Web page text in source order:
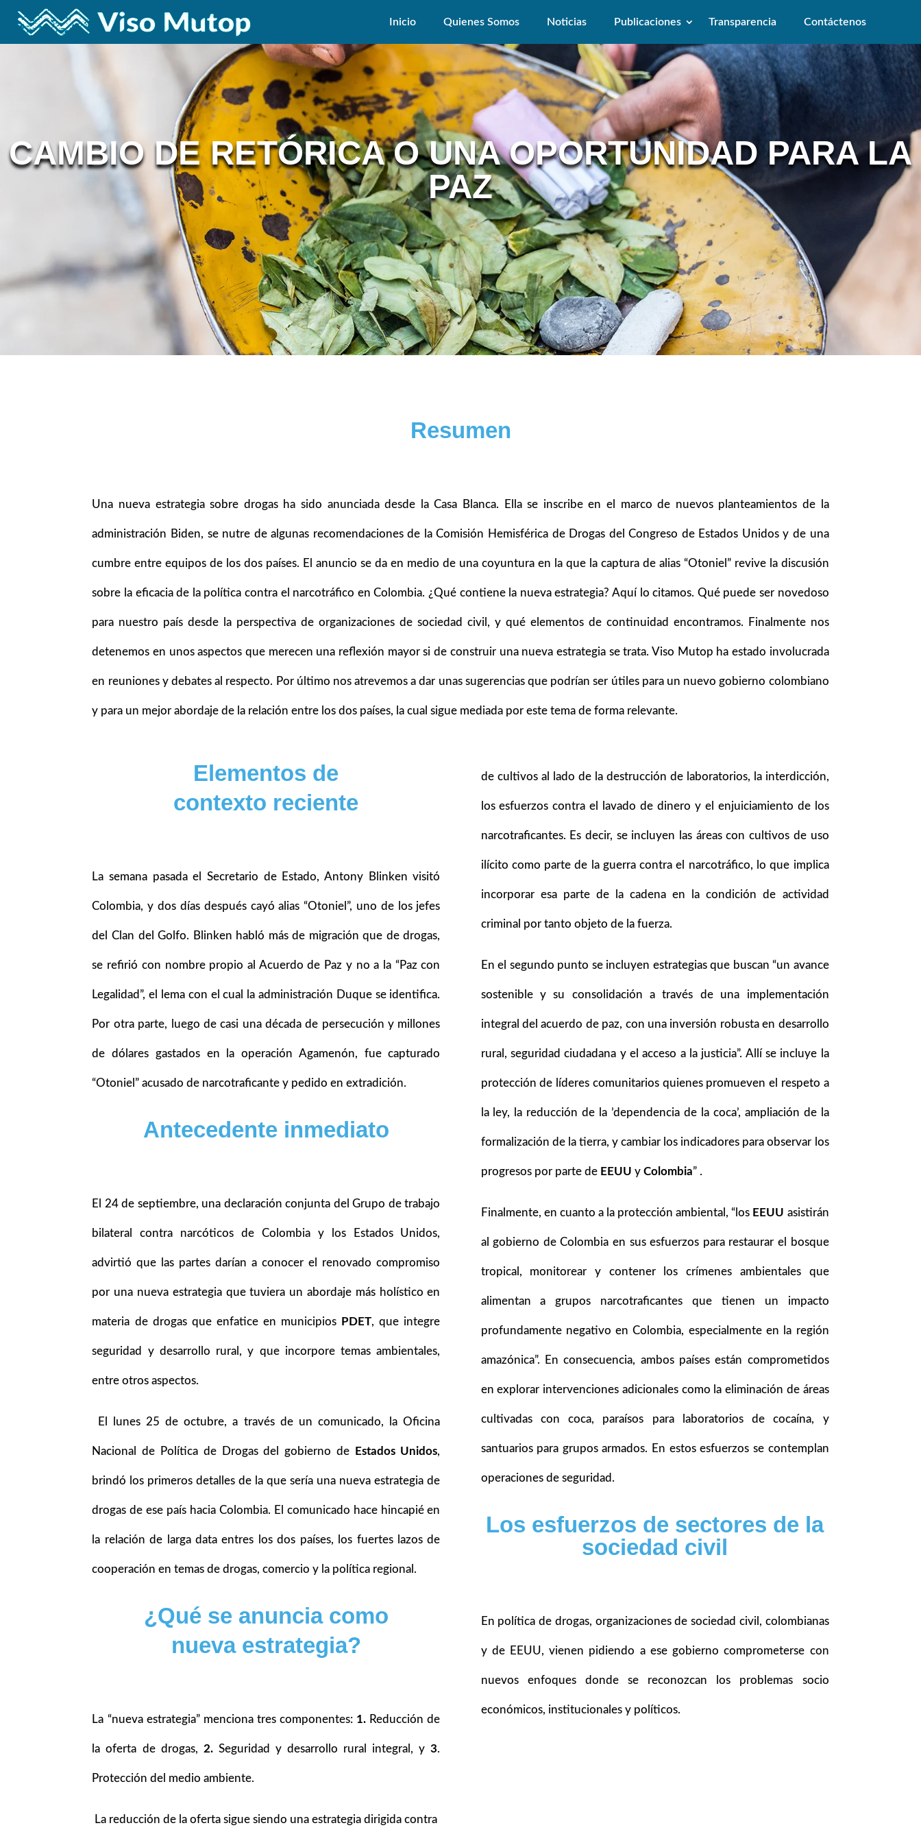
Inicio Quienes Somos Noticias Publicaciones Transparencia Contáctenos
CAMBIO DE RETÓRICA O UNA OPORTUNIDAD PARA LA
PAZ
Resumen
Una nueva estrategia sobre drogas ha sido anunciada desde la Casa Blanca. Ella se inscribe en el marco de nuevos planteamientos de la
administración Biden, se nutre de algunas recomendaciones de la Comisión Hemisférica de Drogas del Congreso de Estados Unidos y de una
cumbre entre equipos de los dos países. El anuncio se da en medio de una coyuntura en la que la captura de alias “Otoniel” revive la discusión
sobre la eficacia de la política contra el narcotráfico en Colombia. ¿Qué contiene la nueva estrategia? Aquí lo citamos. Qué puede ser novedoso
para nuestro país desde la perspectiva de organizaciones de sociedad civil, y qué elementos de continuidad encontramos. Finalmente nos
detenemos en unos aspectos que merecen una reflexión mayor si de construir una nueva estrategia se trata. Viso Mutop ha estado involucrada
en reuniones y debates al respecto. Por último nos atrevemos a dar unas sugerencias que podrían ser útiles para un nuevo gobierno colombiano
y para un mejor abordaje de la relación entre los dos países, la cual sigue mediada por este tema de forma relevante.
Elementos de
contexto reciente
La semana pasada el Secretario de Estado, Antony Blinken visitó
Colombia, y dos días después cayó alias “Otoniel”, uno de los jefes
del Clan del Golfo. Blinken habló más de migración que de drogas,
se refirió con nombre propio al Acuerdo de Paz y no a la “Paz con
Legalidad”, el lema con el cual la administración Duque se identifica.
Por otra parte, luego de casi una década de persecución y millones
de dólares gastados en la operación Agamenón, fue capturado
“Otoniel” acusado de narcotraficante y pedido en extradición.
Antecedente inmediato
El 24 de septiembre, una declaración conjunta del Grupo de trabajo
bilateral contra narcóticos de Colombia y los Estados Unidos,
advirtió que las partes darían a conocer el renovado compromiso
por una nueva estrategia que tuviera un abordaje más holístico en
materia de drogas que enfatice en municipios PDET, que integre
seguridad y desarrollo rural, y que incorpore temas ambientales,
entre otros aspectos.
El lunes 25 de octubre, a través de un comunicado, la Oficina
Nacional de Política de Drogas del gobierno de Estados Unidos,
brindó los primeros detalles de la que sería una nueva estrategia de
drogas de ese país hacia Colombia. El comunicado hace hincapié en
la relación de larga data entres los dos países, los fuertes lazos de
cooperación en temas de drogas, comercio y la política regional.
¿Qué se anuncia como
nueva estrategia?
La “nueva estrategia” menciona tres componentes: 1. Reducción de
la oferta de drogas, 2.Seguridad y desarrollo rural integral, y3.
Protección del medio ambiente.
La reducción de la oferta sigue siendo una estrategia dirigida contra
de cultivos al lado de la destrucción de laboratorios, la interdicción,
los esfuerzos contra el lavado de dinero y el enjuiciamiento de los
narcotraficantes. Es decir, se incluyen las áreas con cultivos de uso
ilícito como parte de la guerra contra el narcotráfico, lo que implica
incorporar esa parte de la cadena en la condición de actividad
criminal por tanto objeto de la fuerza.
En el segundo punto se incluyen estrategias que buscan “un avance
sostenible y su consolidación a través de una implementación
integral del acuerdo de paz, con una inversión robusta en desarrollo
rural, seguridad ciudadana y el acceso a la justicia”. Allí se incluye la
protección de líderes comunitarios quienes promueven el respeto a
la ley, la reducción de la ’dependencia de la coca’, ampliación de la
formalización de la tierra, y cambiar los indicadores para observar los
progresos por parte de EEUU y Colombia” .
Finalmente, en cuanto a la protección ambiental, “los EEUU asistirán
al gobierno de Colombia en sus esfuerzos para restaurar el bosque
tropical, monitorear y contener los crímenes ambientales que
alimentan a grupos narcotraficantes que tienen un impacto
profundamente negativo en Colombia, especialmente en la región
amazónica”. En consecuencia, ambos países están comprometidos
en explorar intervenciones adicionales como la eliminación de áreas
cultivadas con coca, paraísos para laboratorios de cocaína, y
santuarios para grupos armados. En estos esfuerzos se contemplan
operaciones de seguridad.
Los esfuerzos de sectores de la
sociedad civil
En política de drogas, organizaciones de sociedad civil, colombianas
y de EEUU, vienen pidiendo a ese gobierno comprometerse con
nuevos enfoques donde se reconozcan los problemas socio
económicos, institucionales y políticos.